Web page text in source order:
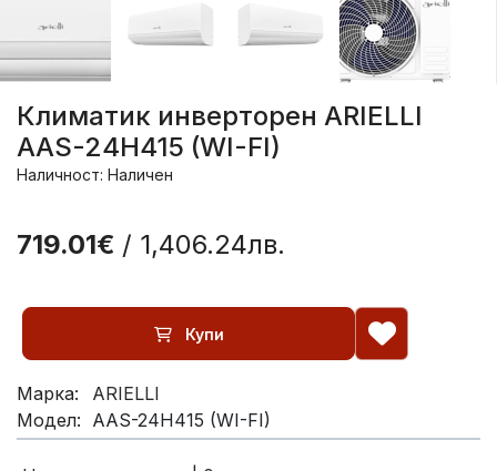
Климатик инверторен ARIELLI
AAS-24H415 (WI-FI)
Наличност: Наличен
719.01€ / 1,406.24лв.
Купи
Марка:
ARIELLI
Модел: AAS-24H415 (WI-FI)